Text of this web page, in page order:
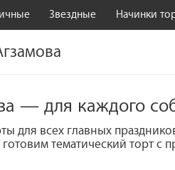
Звездные Начинки
— для каждого
для всех главных
тематический торт с